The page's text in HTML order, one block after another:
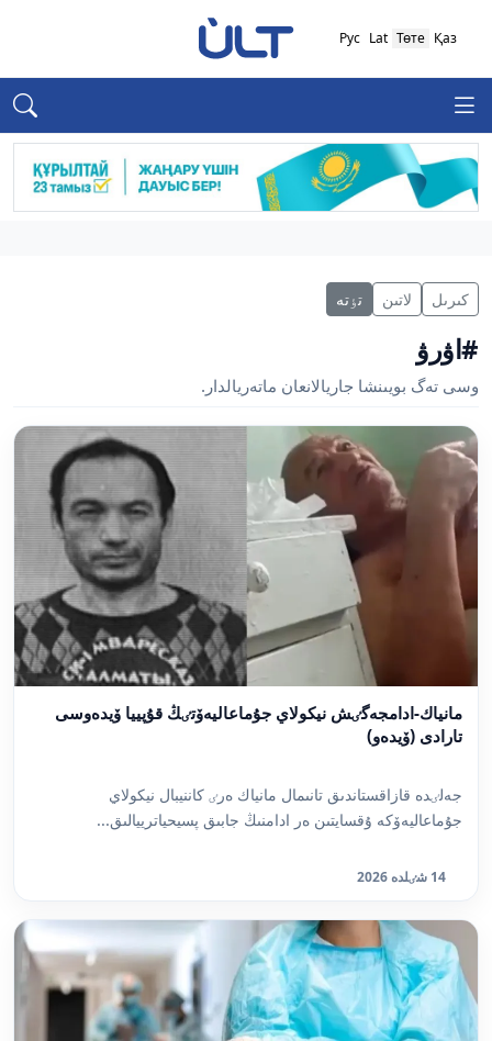
Қаз
Төте
Lat
Рус
كىرىل لاتىن تٶتە
#اۋرۋ
وسى تەگ بويىنشا جاريالانعان ماتەريالدار.
مانياك-ادامجەگٸش نيكولاي جۇماعاليەۆتٸڭ قۇپييا ۆيدەوسى
تارادى (ۆيدەو)
جەلٸدە قازاقستاندىق تانىمال مانياك ەرٸ كاننيبال نيكولاي
جۇماعاليەۆكە ۇقسايتىن ەر ادامنىڭ جابىق پسيحياترييالىق...
14 شٸلدە 2026